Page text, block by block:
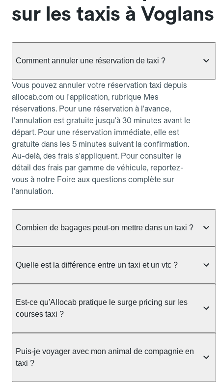
sur les taxis à Voglans
Comment annuler une réservation de taxi ?
Vous pouvez annuler votre réservation taxi depuis
allocab.com ou l'application, rubrique Mes
réservations. Pour une réservation à l'avance,
l'annulation est gratuite jusqu'à 30 minutes avant le
départ. Pour une réservation immédiate, elle est
gratuite dans les 5 minutes suivant la confirmation.
Au-delà, des frais s'appliquent. Pour consulter le
détail des frais par gamme de véhicule, reportez-
vous à notre Foire aux questions complète sur
l'annulation.
Combien de bagages peut-on mettre dans un taxi ?
taxi berline accueille en général jusqu'à 3 bagages
ou nombreux, précisez-le dans le champ "Message
au chauffeur" lors de la réservation. Le prix n'est
pas impacté par le nombre de bagages.
Quelle est la différence entre un taxi et un vtc ?
prendre en charge directement dans la rue, à une
station ou sur réservation, avec un tarif au
réservation et propose un prix fixe annoncé à
l'avance. Chez Allocab, réservez facilement votre
taxi.
Est-ce qu'Allocab pratique le surge pricing sur les
courses taxi ?
réglementation préfectorale et suit un barème
officiel : il protège des hausses liées à la demande.
Puis-je voyager avec mon animal de compagnie en
taxi ?